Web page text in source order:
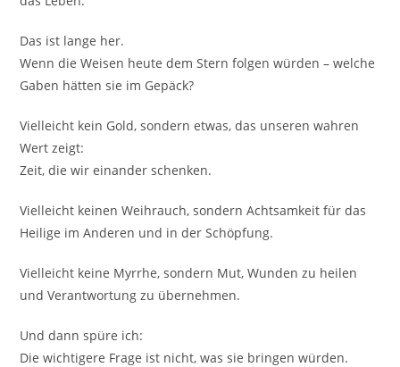
Das ist lange her.
Wenn die Weisen heute dem Stern folgen würden – welche
Gaben hätten sie im Gepäck?
Vielleicht kein Gold, sondern etwas, das unseren wahren
Wert zeigt:
Zeit, die wir einander schenken.
Vielleicht keinen Weihrauch, sondern Achtsamkeit für das
Heilige im Anderen und in der Schöpfung.
Vielleicht keine Myrrhe, sondern Mut, Wunden zu heilen
und Verantwortung zu übernehmen.
Und dann spüre ich:
Die wichtigere Frage ist nicht, was sie bringen würden.